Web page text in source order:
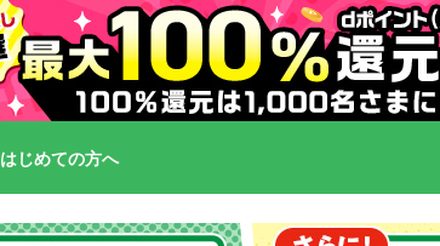
はじめての方へ